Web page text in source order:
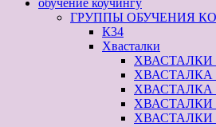
обучение коучингу
ГРУППЫ ОБУЧЕНИЯ
К34
Хвасталки
ХВАСТАЛКИ
ХВАСТАЛКА
ХВАСТАЛКА
ХВАСТАЛКИ
ХВАСТАЛКИ